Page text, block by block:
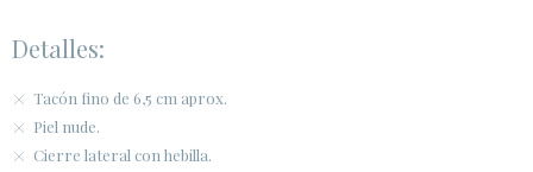
Detalles:
Tacón fino de 6,5 cm aprox.
Piel nude.
Cierre lateral con hebilla.